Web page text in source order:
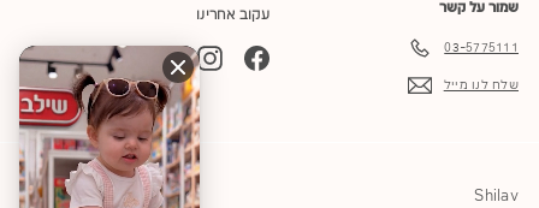
שמור על קשר
03-5775111
שלח לנו מייל
עקוב אחרינו
Facebook
Instagram
TikTok
Shilav